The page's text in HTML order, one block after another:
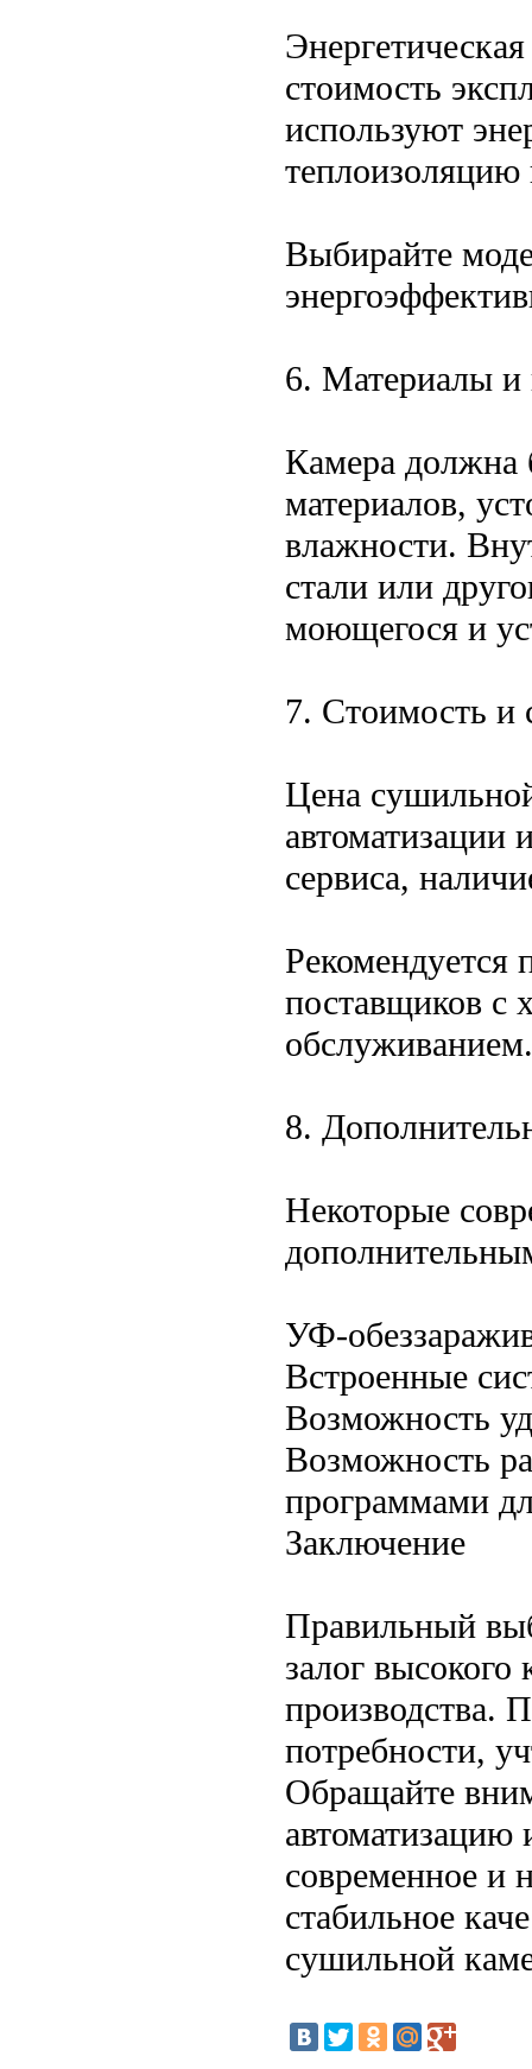
стоимость
используют
теплоизоляцию
Выбирайте
6. Материалы и
Камера должна
материалов,
влажности.
стали или
моющегося и
7. Стоимость и
Цена
автоматизации
сервиса,
Рекомендуется
поставщиков с
обслуживанием.
8.
Некоторые
УФ-
Встроенные
Возможность
Возможность
программами
Заключение
Правильный
залог
производства.
потребности,
Обращайте
автоматизацию
современное и
стабильное
сушильной